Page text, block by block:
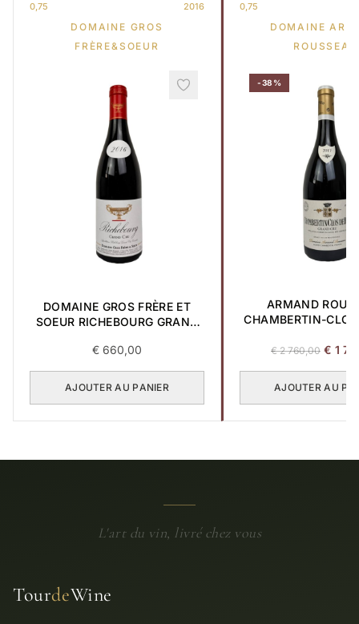
0,75 2016
DOMAINE GROS
FRÈRE&SOEUR
DOMAINE GROS FRÈRE ET
SOEUR RICHEBOURG GRAND
€ 660,00
AJOUTER AU PANIER
0,75
DOMAINE
ROUSSEAU
-38%
ARMAND
CHAMBERTIN-CLOS
€2 760,00 Le
initial
€ 1
AJOUTER AU
L'art du vin, livré chez vous
TourdeWine